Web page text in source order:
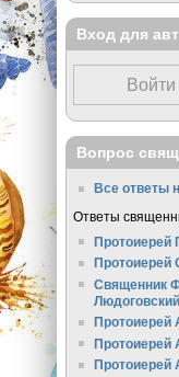
Вход для
Вопрос
Все ответы
Ответы
Протоиерей
Протоиерей
Священник
Людоговский
Протоиерей
Протоиерей
Протоиерей